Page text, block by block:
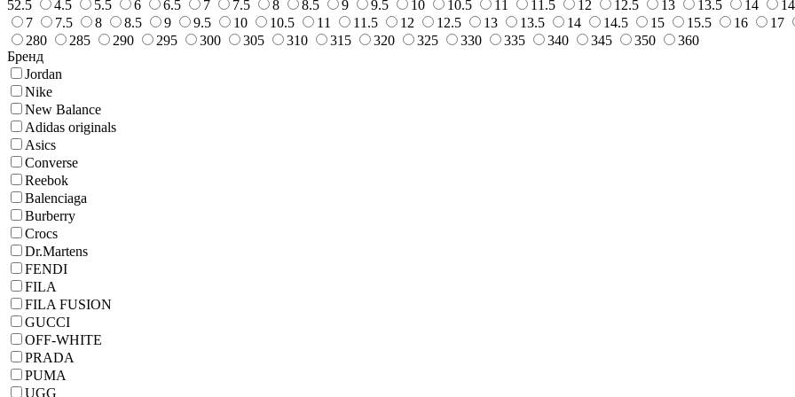
52.5
4.5 5.5 6 6.5 7 7.5 8 8.5 9 9.5 10 10.5 11 11.5 12 12.5 13 13.5 14
7
7.5 8 8.5 9 9.5 10 10.5 11 11.5 12 12.5 13 13.5 14 14.5 15 15.5 16 17
280
285 290 295 300 305 310 315 320 325 330 335 340 345 350
360
Бренд
Jordan
Nike
New Balance
Adidas originals
Asics
Converse
Reebok
Balenciaga
Burberry
Crocs
Dr.Martens
FENDI
FILA
FILA FUSION
GUCCI
OFF-WHITE
PRADA
PUMA
UGG